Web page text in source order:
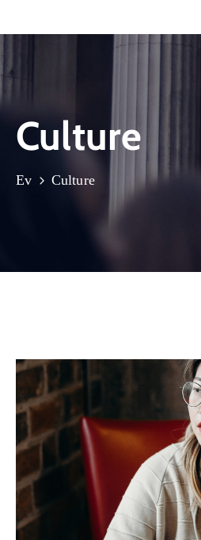
Ana
Kurumsal
Haberler
Culture
Ev Culture